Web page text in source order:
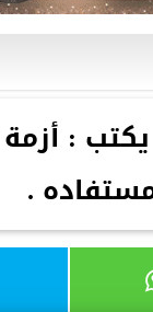
: أزمة
.